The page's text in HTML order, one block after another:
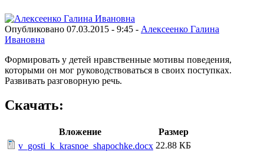
Опубликовано 07.03.2015 - 9:45 - Алексеенко Галина
Ивановна
Формировать у детей нравственные мотивы поведения,
которыми он мог руководствоваться в своих поступках.
Развивать разговорную речь.
Скачать:
Вложение
Размер
v_gosti_k_krasnoe_shapochke.docx 22.88 КБ